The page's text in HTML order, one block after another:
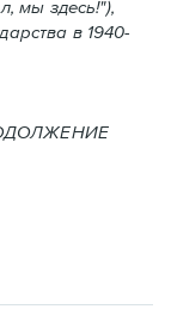
мы здесь!"),
в 1940-